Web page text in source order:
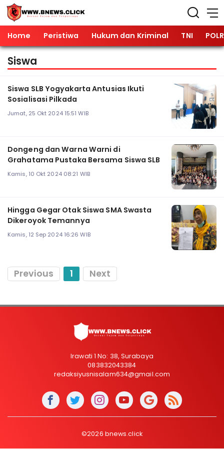
Home Peristiwa Hukum dan Kriminal TNI
Siswa
Siswa SLB Yogyakarta Antusias Ikuti
Sosialisasi Pilkada
Jumat, 25 Okt 2024 15:51 WIB
Dongeng dan Warna Warni di
Grahatama Pustaka Bersama Siswa SLB
Kamis, 10 Okt 2024 08:21 WIB
Hingga Gegar Otak Siswa SMA Swasta
Dikeroyok Temannya
Kamis, 12 Sep 2024 16:26 WIB
Previous 1 Next
Irawati 1 No: 38, Surabaya
083832043384
redaksiyusnisalam634@gmail.com
©2026 bnews.click